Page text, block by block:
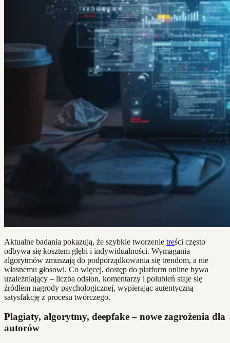
Aktualne badania pokazują, że szybkie tworzenie treści często
odbywa się kosztem głębi i indywidualności. Wymagania
algorytmów zmuszają do podporządkowania się trendom, a nie
własnemu głosowi. Co więcej, dostęp do platform online bywa
uzależniający – liczba odsłon, komentarzy i polubień staje się
źródłem nagrody psychologicznej, wypierając autentyczną
satysfakcję z procesu twórczego.
Plagiaty, algorytmy, deepfake – nowe zagrożenia dla
autorów